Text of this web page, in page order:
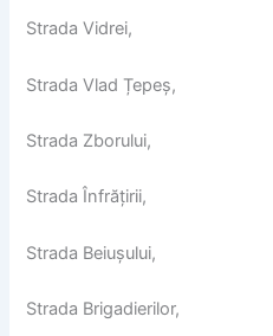
Strada Vidrei,
Strada Vlad Țepeș,
Strada Zborului,
Strada Înfrățirii,
Strada Beiușului,
Strada Brigadierilor,